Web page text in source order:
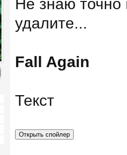
Не знаю точно
удалите...
Fall Again
Текст